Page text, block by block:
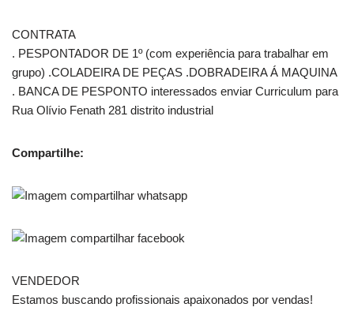
CONTRATA
. PESPONTADOR DE 1º (com experiência para trabalhar em
grupo) .COLADEIRA DE PEÇAS .DOBRADEIRA Á MAQUINA
. BANCA DE PESPONTO interessados enviar Curriculum para
Rua Olívio Fenath 281 distrito industrial
Compartilhe:
VENDEDOR
Estamos buscando profissionais apaixonados por vendas!